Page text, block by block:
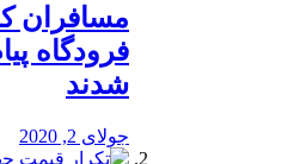
مسافران
فرودگاه
شدند
جولای 2, 2020